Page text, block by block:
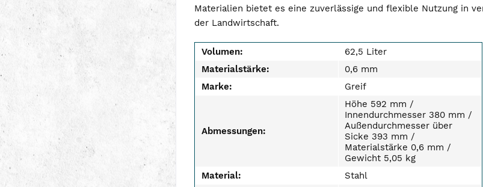
Materialien bietet es eine zuverlässige und flexible Nutzung in
der Landwirtschaft.
Volumen:
62,5 Liter
Materialstärke:
0,6 mm
Marke:
Greif
Abmessungen:
Höhe 592 mm /
Innendurchmesser 380 mm /
Außendurchmesser über
Sicke 393 mm /
Materialstärke 0,6 mm /
Gewicht 5,05 kg
Material:
Stahl